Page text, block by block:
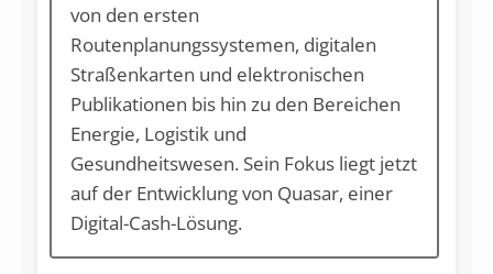
von den ersten
Routenplanungssystemen, digitalen
Straßenkarten und elektronischen
Publikationen bis hin zu den Bereichen
Energie, Logistik und
Gesundheitswesen. Sein Fokus liegt jetzt
auf der Entwicklung von Quasar, einer
Digital-Cash-Lösung.